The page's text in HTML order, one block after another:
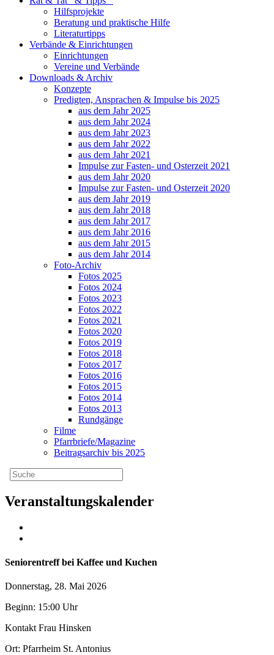
Hilfsprojekte
Beratung und praktische Hilfe
Literaturtipps
Verbände & Einrichtungen
Einrichtungen
Vereine und Verbände
Downloads & Archiv
Konzepte
Predigten, Ansprachen & Impulse bis 2025
aus dem Jahr 2025
aus dem Jahr 2024
aus dem Jahr 2023
aus dem Jahr 2022
aus dem Jahr 2021
Impulse zur Fasten- und Osterzeit 2021
aus dem Jahr 2020
Impulse zur Fasten- und Osterzeit 2020
aus dem Jahr 2019
aus dem Jahr 2018
aus dem Jahr 2017
aus dem Jahr 2016
aus dem Jahr 2015
aus dem Jahr 2014
Foto-Archiv
Fotos 2025
Fotos 2024
Fotos 2023
Fotos 2022
Fotos 2021
Fotos 2020
Fotos 2019
Fotos 2018
Fotos 2017
Fotos 2016
Fotos 2015
Fotos 2014
Fotos 2013
Rundgänge
Filme
Pfarrbriefe/Magazine
Beitragsarchiv bis 2025
Veranstaltungskalender
Seniorentreff bei Kaffee und Kuchen
Donnerstag, 28. Mai 2026
Beginn: 15:00 Uhr
Kontakt Frau Hinsken
Ort: Pfarrheim St. Antonius